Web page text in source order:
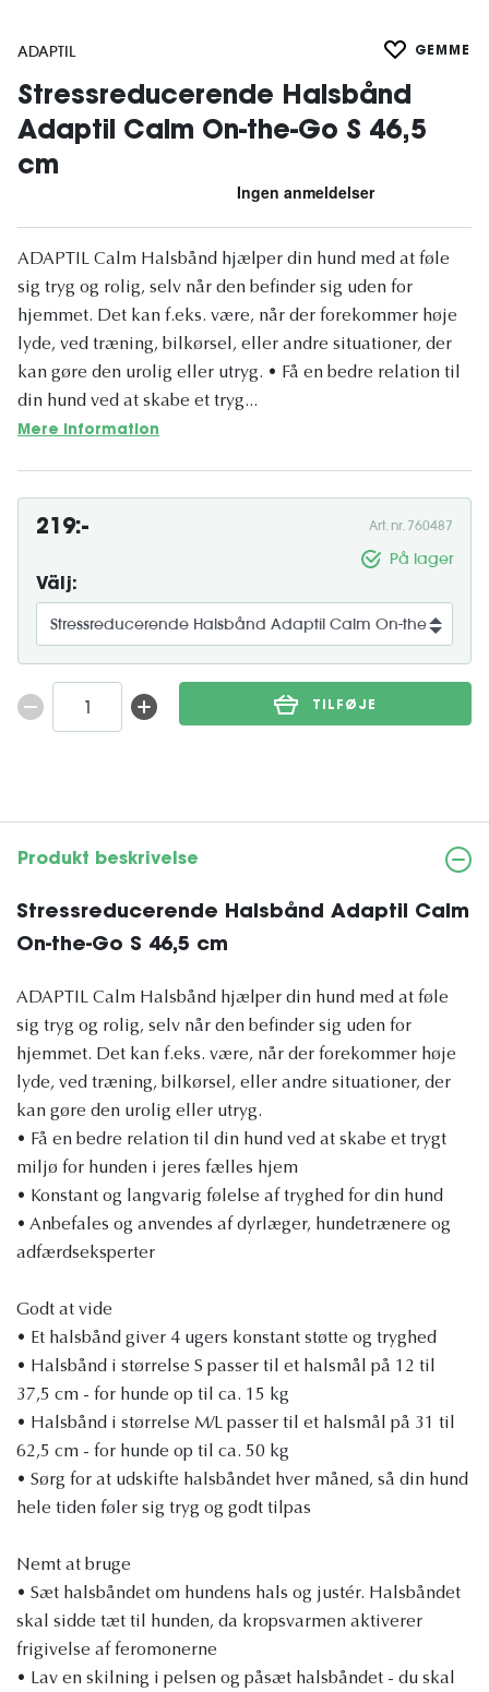
ADAPTIL GEMME
Stressreducerende Halsbånd
Adaptil Calm On-the-Go S 46,5
cm
ADAPTIL Calm Halsbånd hjælper din hund med at føle
sig tryg og rolig, selv når den befinder sig uden for
hjemmet. Det kan f.eks. være, når der forekommer høje
lyde, ved træning, bilkørsel, eller andre situationer, der
kan gøre den urolig eller utryg. • Få en bedre relation til
din hund ved at skabe et tryg...
Mere information
219:- Art. nr. 760487
På lager
Välj:
TILFØJE
Produkt beskrivelse
Stressreducerende Halsbånd Adaptil Calm
On-the-Go S 46,5 cm
ADAPTIL Calm Halsbånd hjælper din hund med at føle
sig tryg og rolig, selv når den befinder sig uden for
hjemmet. Det kan f.eks. være, når der forekommer høje
lyde, ved træning, bilkørsel, eller andre situationer, der
kan gøre den urolig eller utryg.
• Få en bedre relation til din hund ved at skabe et trygt
miljø for hunden i jeres fælles hjem
• Konstant og langvarig følelse af tryghed for din hund
• Anbefales og anvendes af dyrlæger, hundetrænere og
adfærdseksperter
Godt at vide
• Et halsbånd giver 4 ugers konstant støtte og tryghed
• Halsbånd i størrelse S passer til et halsmål på 12 til
37,5 cm - for hunde op til ca. 15 kg
• Halsbånd i størrelse M/L passer til et halsmål på 31 til
62,5 cm - for hunde op til ca. 50 kg
• Sørg for at udskifte halsbåndet hver måned, så din hund
hele tiden føler sig tryg og godt tilpas
Nemt at bruge
• Sæt halsbåndet om hundens hals og justér. Halsbåndet
skal sidde tæt til hunden, da kropsvarmen aktiverer
frigivelse af feromonerne
• Lav en skilning i pelsen og påsæt halsbåndet - du skal